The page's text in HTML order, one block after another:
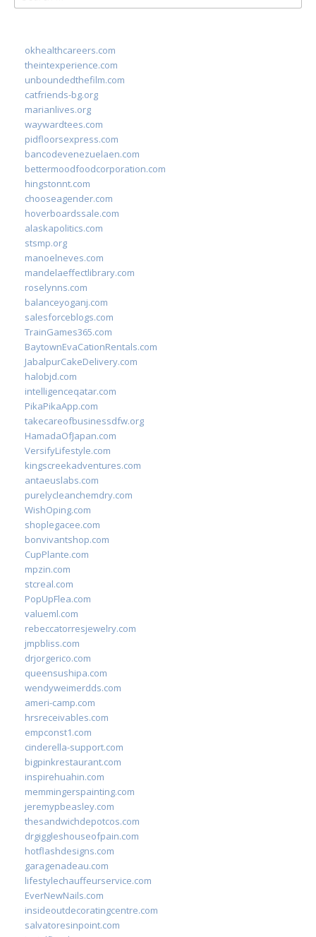
for:
okhealthcareers.com
theintexperience.com
unboundedthefilm.com
catfriends-bg.org
marianlives.org
waywardtees.com
pidfloorsexpress.com
bancodevenezuelaen.com
bettermoodfoodcorporation.com
hingstonnt.com
chooseagender.com
hoverboardssale.com
alaskapolitics.com
stsmp.org
manoelneves.com
mandelaeffectlibrary.com
roselynns.com
balanceyoganj.com
salesforceblogs.com
TrainGames365.com
BaytownEvaCationRentals.com
JabalpurCakeDelivery.com
halobjd.com
intelligenceqatar.com
PikaPikaApp.com
takecareofbusinessdfw.org
HamadaOfJapan.com
VersifyLifestyle.com
kingscreekadventures.com
antaeuslabs.com
purelycleanchemdry.com
WishOping.com
shoplegacee.com
bonvivantshop.com
CupPlante.com
mpzin.com
stcreal.com
PopUpFlea.com
valueml.com
rebeccatorresjewelry.com
jmpbliss.com
drjorgerico.com
queensushipa.com
wendyweimerdds.com
ameri-camp.com
hrsreceivables.com
empconst1.com
cinderella-support.com
bigpinkrestaurant.com
inspirehuahin.com
memmingerspainting.com
jeremypbeasley.com
thesandwichdepotcos.com
drgiggleshouseofpain.com
hotflashdesigns.com
garagenadeau.com
lifestylechauffeurservice.com
EverNewNails.com
insideoutdecoratingcentre.com
salvatoresinpoint.com